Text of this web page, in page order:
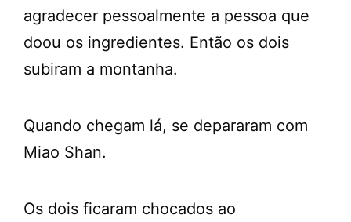
agradecer pessoalmente a pessoa que
doou os ingredientes. Então os dois
subiram a montanha.
Quando chegam lá, se depararam com
Miao Shan.
Os dois ficaram chocados ao